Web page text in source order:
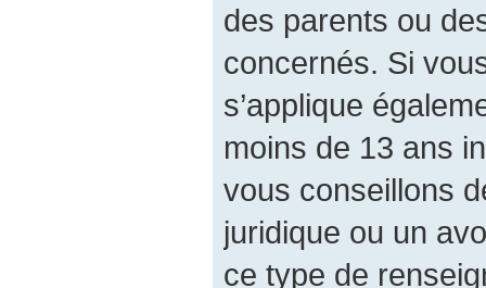
des parents ou
concernés. Si
s’applique
moins de 13 ans
vous conseillons
juridique ou un
ce type de